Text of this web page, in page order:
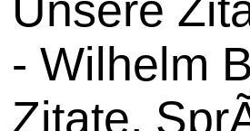
- Wilhelm
Zitate,